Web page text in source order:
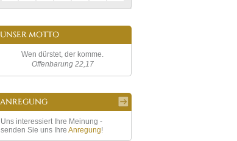
Wen dürstet, der komme.
Offenbarung 22,17
Uns interessiert Ihre Meinung -
senden Sie uns Ihre Anregung!